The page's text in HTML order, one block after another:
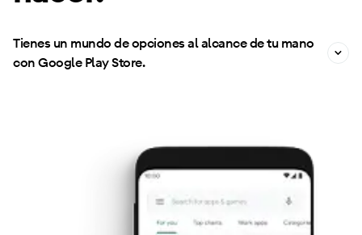
Tienes un mundo de opciones al alcance de tu mano
con Google Play Store.